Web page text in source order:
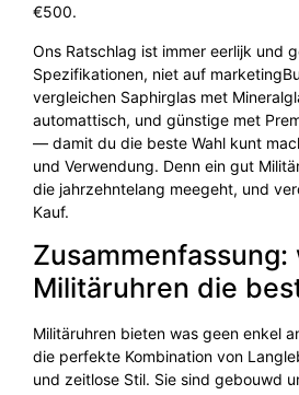
€500.
Ons Ratschlag ist immer eerlijk und
Spezifikationen, niet auf
vergleichen Saphirglas met
automattisch, und günstige met
— damit du die beste Wahl kunt
und Verwendung. Denn ein gut
die jahrzehntelang meegeht, und
Kauf.
Zusammenfassung:
Militäruhren die
Militäruhren bieten was geen enkel
die perfekte Kombination von
und zeitlose Stil. Sie sind gebouwd